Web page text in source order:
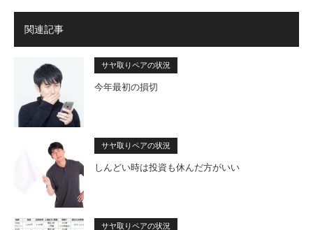
関連記事
サヤ取りペアの状況
今年最初の損切
サヤ取りペアの状況
しんどい時は投資も休んだ方がいい
サヤ取りペアの状況